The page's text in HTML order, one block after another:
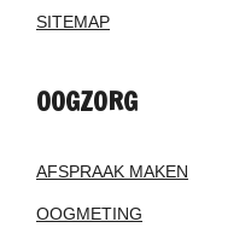
SITEMAP
OOGZORG
AFSPRAAK MAKEN
OOGMETING